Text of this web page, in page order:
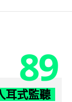
89
耳式監聽